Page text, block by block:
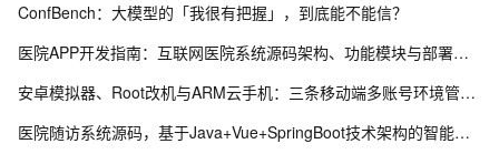
ConfBench：大模型的「我很有把握」，到底能不能信？
医院APP开发指南：互联网医院系统源码架构、功能模块与部署流程解析
安卓模拟器、Root改机与ARM云手机：三条移动端多账号环境管理路径的工程实测手记
医院随访系统源码，基于Java+Vue+SpringBoot技术架构的智能化管理平台